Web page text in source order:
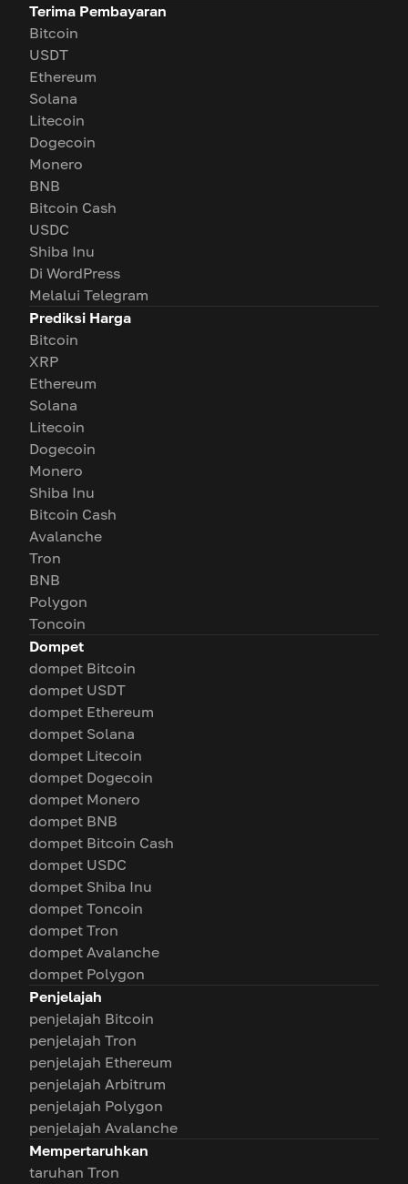
Terima Pembayaran
Bitcoin
USDT
Ethereum
Solana
Litecoin
Dogecoin
Monero
BNB
Bitcoin Cash
USDC
Shiba Inu
Di WordPress
Melalui Telegram
Prediksi Harga
Bitcoin
XRP
Ethereum
Solana
Litecoin
Dogecoin
Monero
Shiba Inu
Bitcoin Cash
Avalanche
Tron
BNB
Polygon
Toncoin
Dompet
dompet Bitcoin
dompet USDT
dompet Ethereum
dompet Solana
dompet Litecoin
dompet Dogecoin
dompet Monero
dompet BNB
dompet Bitcoin Cash
dompet USDC
dompet Shiba Inu
dompet Toncoin
dompet Tron
dompet Avalanche
dompet Polygon
Penjelajah
penjelajah Bitcoin
penjelajah Tron
penjelajah Ethereum
penjelajah Arbitrum
penjelajah Polygon
penjelajah Avalanche
Mempertaruhkan
taruhan Tron